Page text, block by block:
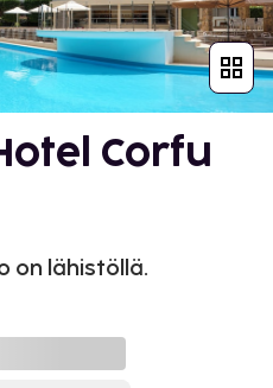
Corfu
on lähistöllä.